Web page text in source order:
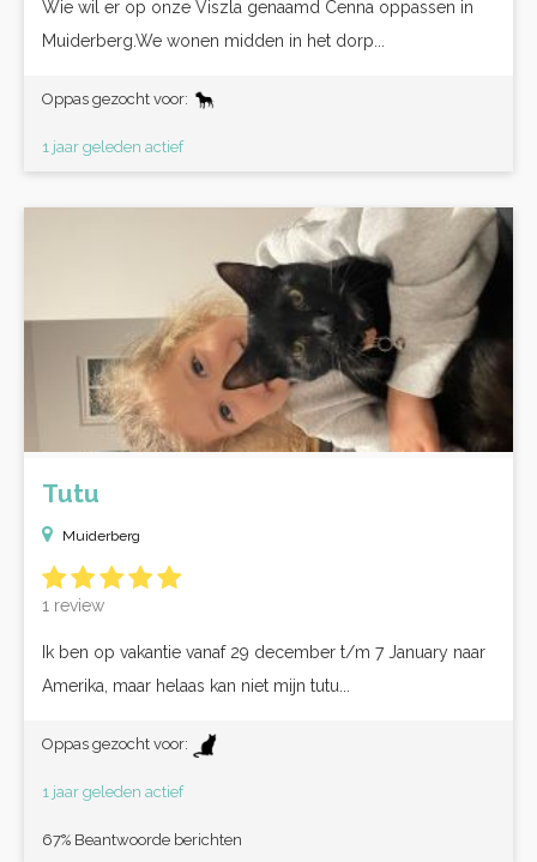
Wie wil er op onze Viszla genaamd Cenna oppassen in
Muiderberg.We wonen midden in het dorp...
Oppas gezocht voor:
1 jaar geleden actief
Tutu
Muiderberg
1 review
Ik ben op vakantie vanaf 29 december t/m 7 January naar
Amerika, maar helaas kan niet mijn tutu...
Oppas gezocht voor:
1 jaar geleden actief
67% Beantwoorde berichten